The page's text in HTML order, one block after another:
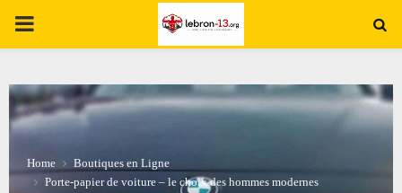
PRIMARY
Home
Boutiques en Ligne
Porte-papier de voiture – le choix des hommes modernes